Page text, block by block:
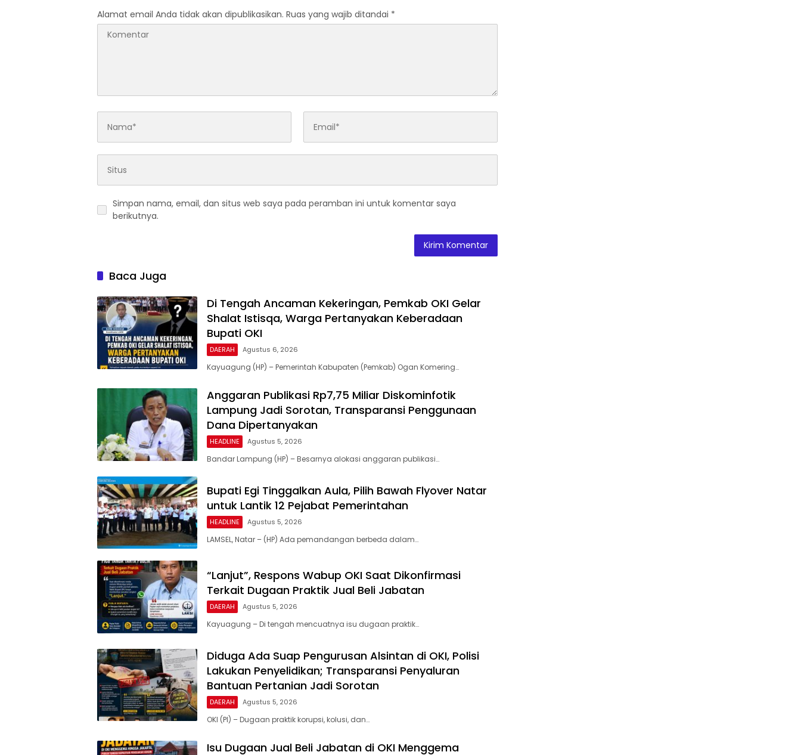
Alamat email Anda tidak akan dipublikasikan. Ruas yang wajib ditandai *
Simpan nama, email, dan situs web saya pada peramban ini untuk komentar saya
berikutnya.
Baca Juga
Di Tengah Ancaman Kekeringan, Pemkab OKI Gelar
Shalat Istisqa, Warga Pertanyakan Keberadaan
Bupati OKI
DAERAH Agustus 6, 2026
Kayuagung (HP) – Pemerintah Kabupaten (Pemkab) Ogan Komering…
Anggaran Publikasi Rp7,75 Miliar Diskominfotik
Lampung Jadi Sorotan, Transparansi Penggunaan
Dana Dipertanyakan
HEADLINE Agustus 5, 2026
Bandar Lampung (HP) – Besarnya alokasi anggaran publikasi…
Bupati Egi Tinggalkan Aula, Pilih Bawah Flyover Natar
untuk Lantik 12 Pejabat Pemerintahan
HEADLINE Agustus 5, 2026
LAMSEL, Natar – (HP) Ada pemandangan berbeda dalam…
“Lanjut”, Respons Wabup OKI Saat Dikonfirmasi
Terkait Dugaan Praktik Jual Beli Jabatan
DAERAH Agustus 5, 2026
Kayuagung – Di tengah mencuatnya isu dugaan praktik…
Diduga Ada Suap Pengurusan Alsintan di OKI, Polisi
Lakukan Penyelidikan; Transparansi Penyaluran
Bantuan Pertanian Jadi Sorotan
DAERAH Agustus 5, 2026
OKI (PI) – Dugaan praktik korupsi, kolusi, dan…
Isu Dugaan Jual Beli Jabatan di OKI Menggema